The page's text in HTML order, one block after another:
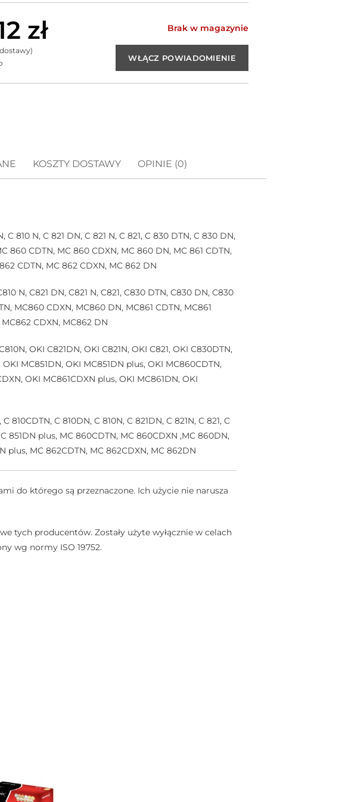
zł Brak w magazynie
KOSZTY DOSTAWY OPINIE (0)
810 N, C 821 DN, C 821 N, C 821, C 830 DTN, C 830 DN,
860 CDTN, MC 860 CDXN, MC 860 DN, MC 861 CDTN,
CDTN, MC 862 CDXN, MC 862 DN
N, C821 DN, C821 N, C821, C830 DTN, C830 DN, C830
MC860 CDXN, MC860 DN, MC861 CDTN, MC861
CDXN, MC862 DN
OKI C821DN, OKI C821N, OKI C821, OKI C830DTN,
MC851DN, OKI MC851DN plus, OKI MC860CDTN,
OKI MC861CDXN plus, OKI MC861DN, OKI
C 810DN, C 810N, C 821DN, C 821N, C 821, C
851DN plus, MC 860CDTN, MC 860CDXN ,MC 860DN,
plus, MC 862CDTN, MC 862CDXN, MC 862DN
do którego są przeznaczone. Ich użycie nie narusza
tych producentów. Zostały użyte wyłącznie w celach
wg normy ISO 19752.